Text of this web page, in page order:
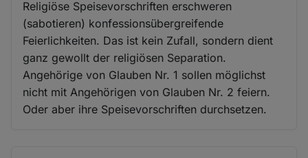
Religiöse Speisevorschriften erschweren
(sabotieren) konfessionsübergreifende
Feierlichkeiten. Das ist kein Zufall, sondern dient
ganz gewollt der religiösen Separation.
Angehörige von Glauben Nr. 1 sollen möglichst
nicht mit Angehörigen von Glauben Nr. 2 feiern.
Oder aber ihre Speisevorschriften durchsetzen.